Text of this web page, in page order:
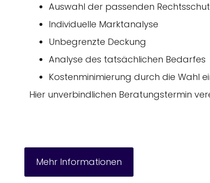
Auswahl der passenden
Individuelle Marktanalyse
Unbegrenzte Deckung
Analyse des tatsächlichen Bedarfes
Kostenminimierung durch die Wahl
Hier unverbindlichen Beratungstermin
Mehr Informationen